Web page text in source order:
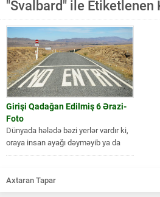
Ruzi
Gedən Yol
"Svalbard" ile Etiketlenen
Girişi Qadağan Edilmiş 6 Ərazi-
Foto
Dünyada hələdə bəzi yerlər vardır ki,
oraya insan ayağı dəyməyib ya da
həmin yerlərə insanların...